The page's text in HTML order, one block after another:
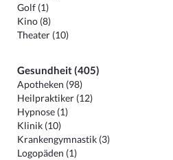
Golf (1)
Kino (8)
Theater (10)
Gesundheit (405)
Apotheken (98)
Heilpraktiker (12)
Hypnose (1)
Klinik (10)
Krankengymnastik (3)
Logopäden (1)